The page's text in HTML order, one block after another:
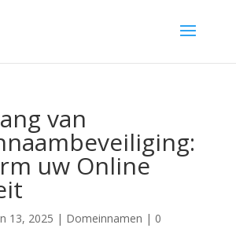
van
uw Online
13, 2025 | Domeinnamen | 0